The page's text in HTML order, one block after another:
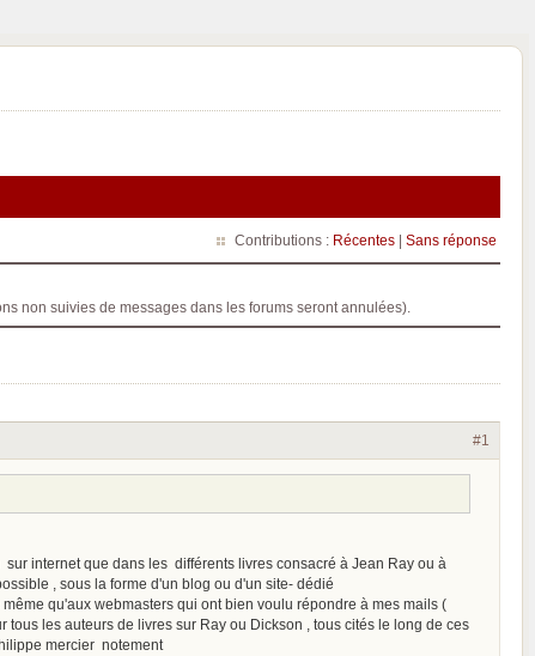
Contributions : Récentes | Sans réponse
non suivies de messages dans les forums seront annulées).
#1
internet que dans les différents livres consacré à Jean Ray ou à
, sous la forme d'un blog ou d'un site- dédié
qu'aux webmasters qui ont bien voulu répondre à mes mails (
les auteurs de livres sur Ray ou Dickson , tous cités le long de ces
mercier notement